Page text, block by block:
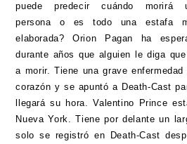
puede predecir cuándo morirá
persona o es todo una estafa
elaborada? Orion Pagan ha
durante años que alguien le diga
a morir. Tiene una grave enfermedad
corazón y se apuntó a Death-Cast
llegará su hora. Valentino Prince
Nueva York. Tiene por delante un
solo se registró en Death-Cast